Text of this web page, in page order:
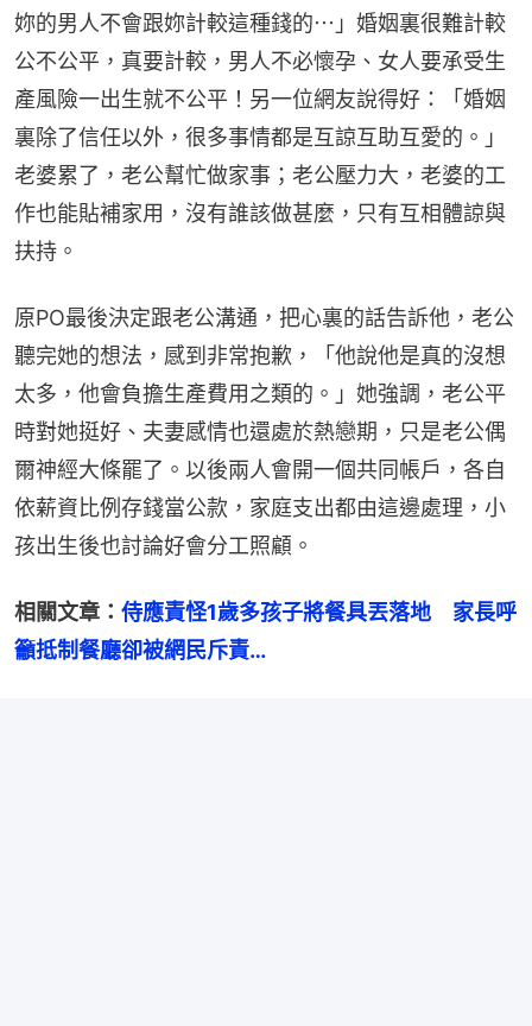
妳的男人不會跟妳計較這種錢的⋯」婚姻裏很難計較
公不公平，真要計較，男人不必懷孕、女人要承受生
產風險一出生就不公平！另一位網友說得好：「婚姻
裏除了信任以外，很多事情都是互諒互助互愛的。」
老婆累了，老公幫忙做家事；老公壓力大，老婆的工
作也能貼補家用，沒有誰該做甚麼，只有互相體諒與
扶持。
原PO最後決定跟老公溝通，把心裏的話告訴他，老公
聽完她的想法，感到非常抱歉，「他說他是真的沒想
太多，他會負擔生產費用之類的。」她強調，老公平
時對她挺好、夫妻感情也還處於熱戀期，只是老公偶
爾神經大條罷了。以後兩人會開一個共同帳戶，各自
依薪資比例存錢當公款，家庭支出都由這邊處理，小
孩出生後也討論好會分工照顧。
相關文章： 侍應責怪1歲多孩子將餐具丟落地　家長呼
籲抵制餐廳卻被網民斥責…